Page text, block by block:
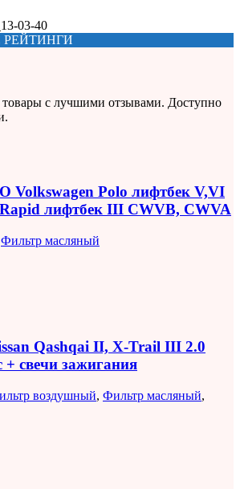
с лучшими отзывами. Доступно
Volkswagen Polo лифтбек V,VI
лифтбек III CWVB, CWVA
Фильтр масляный
Qashqai II, X-Trail III 2.0
свечи зажигания
воздушный, Фильтр масляный,